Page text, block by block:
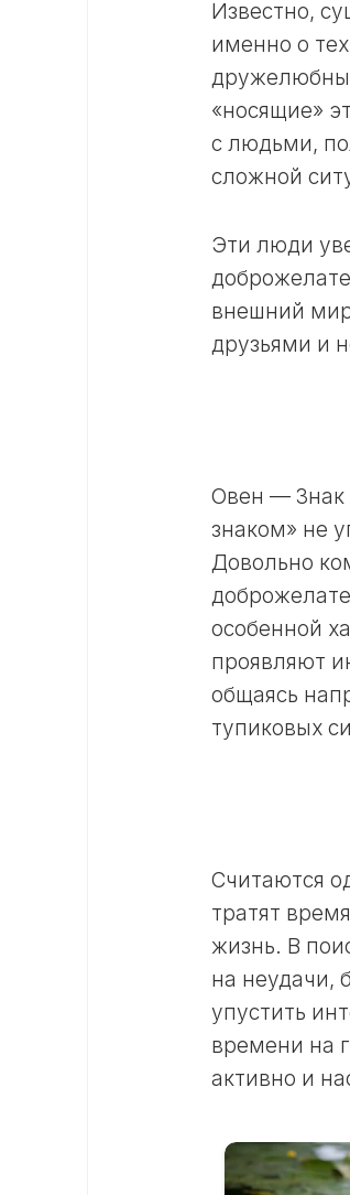
Известно,
именно о
«носящие»
с людьми,
сложной
Эти люди
внешний
друзьями и
Овен — Знак
знаком» не
Довольно
особенной
проявляют
общаясь
тупиковых
Считаются
тратят
жизнь. В
на неудачи,
упустить
времени на
активно и